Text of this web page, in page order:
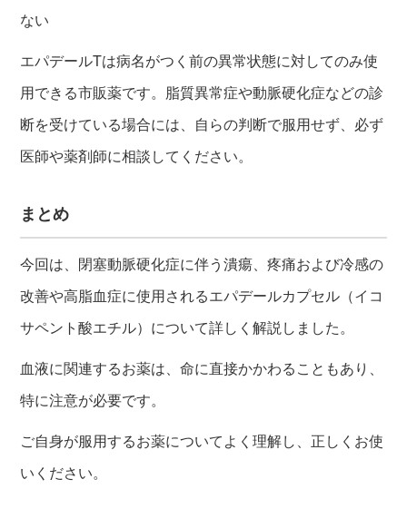
ない
エパデールTは病名がつく前の異常状態に対してのみ使
用できる市販薬です。脂質異常症や動脈硬化症などの診
断を受けている場合には、自らの判断で服用せず、必ず
医師や薬剤師に相談してください。
まとめ
今回は、閉塞動脈硬化症に伴う潰瘍、疼痛および冷感の
改善や高脂血症に使用されるエパデールカプセル（イコ
サペント酸エチル）について詳しく解説しました。
血液に関連するお薬は、命に直接かかわることもあり、
特に注意が必要です。
ご自身が服用するお薬についてよく理解し、正しくお使
いください。